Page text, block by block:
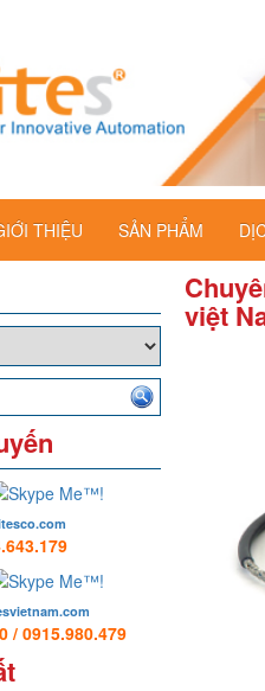
THIỆU SẢN PHẨM
/ 0915.980.479
việt